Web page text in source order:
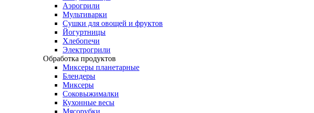
Аэрогрили
Мультиварки
Сушки для овощей и фруктов
Йогуртницы
Хлебопечи
Электрогрили
Обработка продуктов
Миксеры планетарные
Блендеры
Миксеры
Соковыжималки
Кухонные весы
Мясорубки